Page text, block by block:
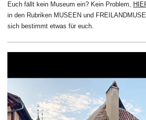
Euch fällt kein Museum ein? Kein Problem,
in den Rubriken MUSEEN und
sich bestimmt etwas für euch.